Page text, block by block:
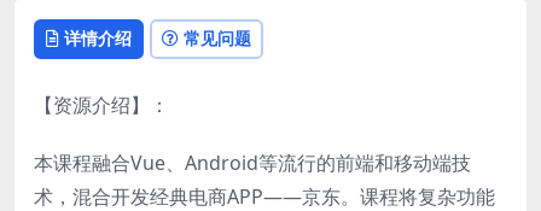
详情介绍 常见问题
【资源介绍】：
本课程融合Vue、Android等流行的前端和移动端技
术，混合开发经典电商APP——京东。课程将复杂功能